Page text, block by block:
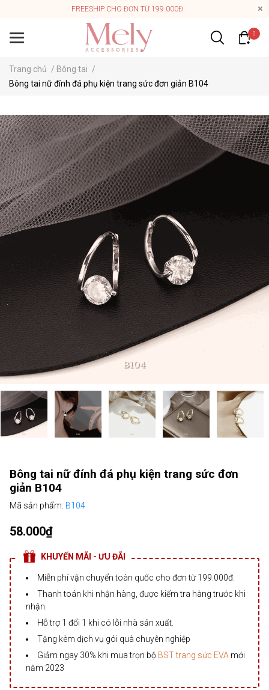
FREESHIP CHO ĐƠN TỪ 199.000Đ
0
Trang chủ / Bông tai /
Bông tai nữ đính đá phụ kiện trang sức đơn giản B104
Bông tai nữ đính đá phụ kiện trang sức đơn
giản B104
Mã sản phẩm: B104
58.000₫
KHUYẾN MÃI - ƯU ĐÃI
Miễn phí vận chuyển toàn quốc cho đơn từ 199.000đ.
Thanh toán khi nhận hàng, được kiểm tra hàng trước khi
nhận.
Hỗ trợ 1 đổi 1 khi có lỗi nhà sản xuất.
Tặng kèm dịch vụ gói quà chuyên nghiệp
Giảm ngay 30% khi mua trọn bộ BST trang sức EVA mới
năm 2023